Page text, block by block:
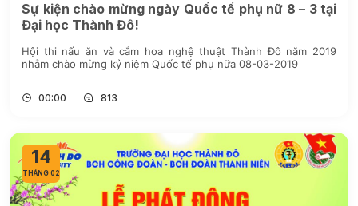
Sự kiện chào mừng ngày Quốc tế phụ nữ 8 – 3 tại
Đại học Thành Đô!
Hội thi nấu ăn và cắm hoa nghệ thuật Thành Đô năm 2019
nhằm chào mừng kỷ niệm Quốc tế phụ nữa 08-03-2019
00:00 813
14
THÁNG 02